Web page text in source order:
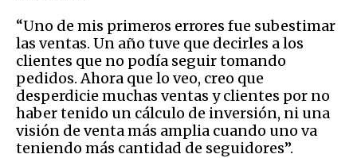
“Uno de mis primeros errores fue subestimar
las ventas. Un año tuve que decirles a los
clientes que no podía seguir tomando
pedidos. Ahora que lo veo, creo que
desperdicie muchas ventas y clientes por no
haber tenido un cálculo de inversión, ni una
visión de venta más amplia cuando uno va
teniendo más cantidad de seguidores”.